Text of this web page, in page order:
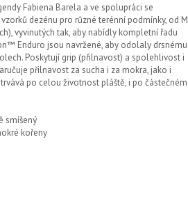
Fabiena Barela a ve spolupráci se
dezénu pro různé terénní podmínky, od M
vyvinutých tak, aby nabídly kompletní řadu
Enduro jsou navržené, aby odolaly drsnému
Poskytují grip (přilnavost) a spolehlivost i
přilnavost za sucha i za mokra, jako i
po celou životnost pláště, i po částečném
smíšený
kořeny